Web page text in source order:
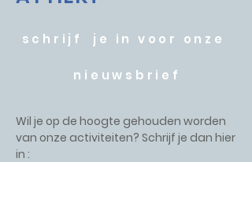
schrijf je in voor onze
nieuwsbrief
Wil je op de hoogte gehouden worden
van onze activiteiten? Schrijf je dan hier
in :